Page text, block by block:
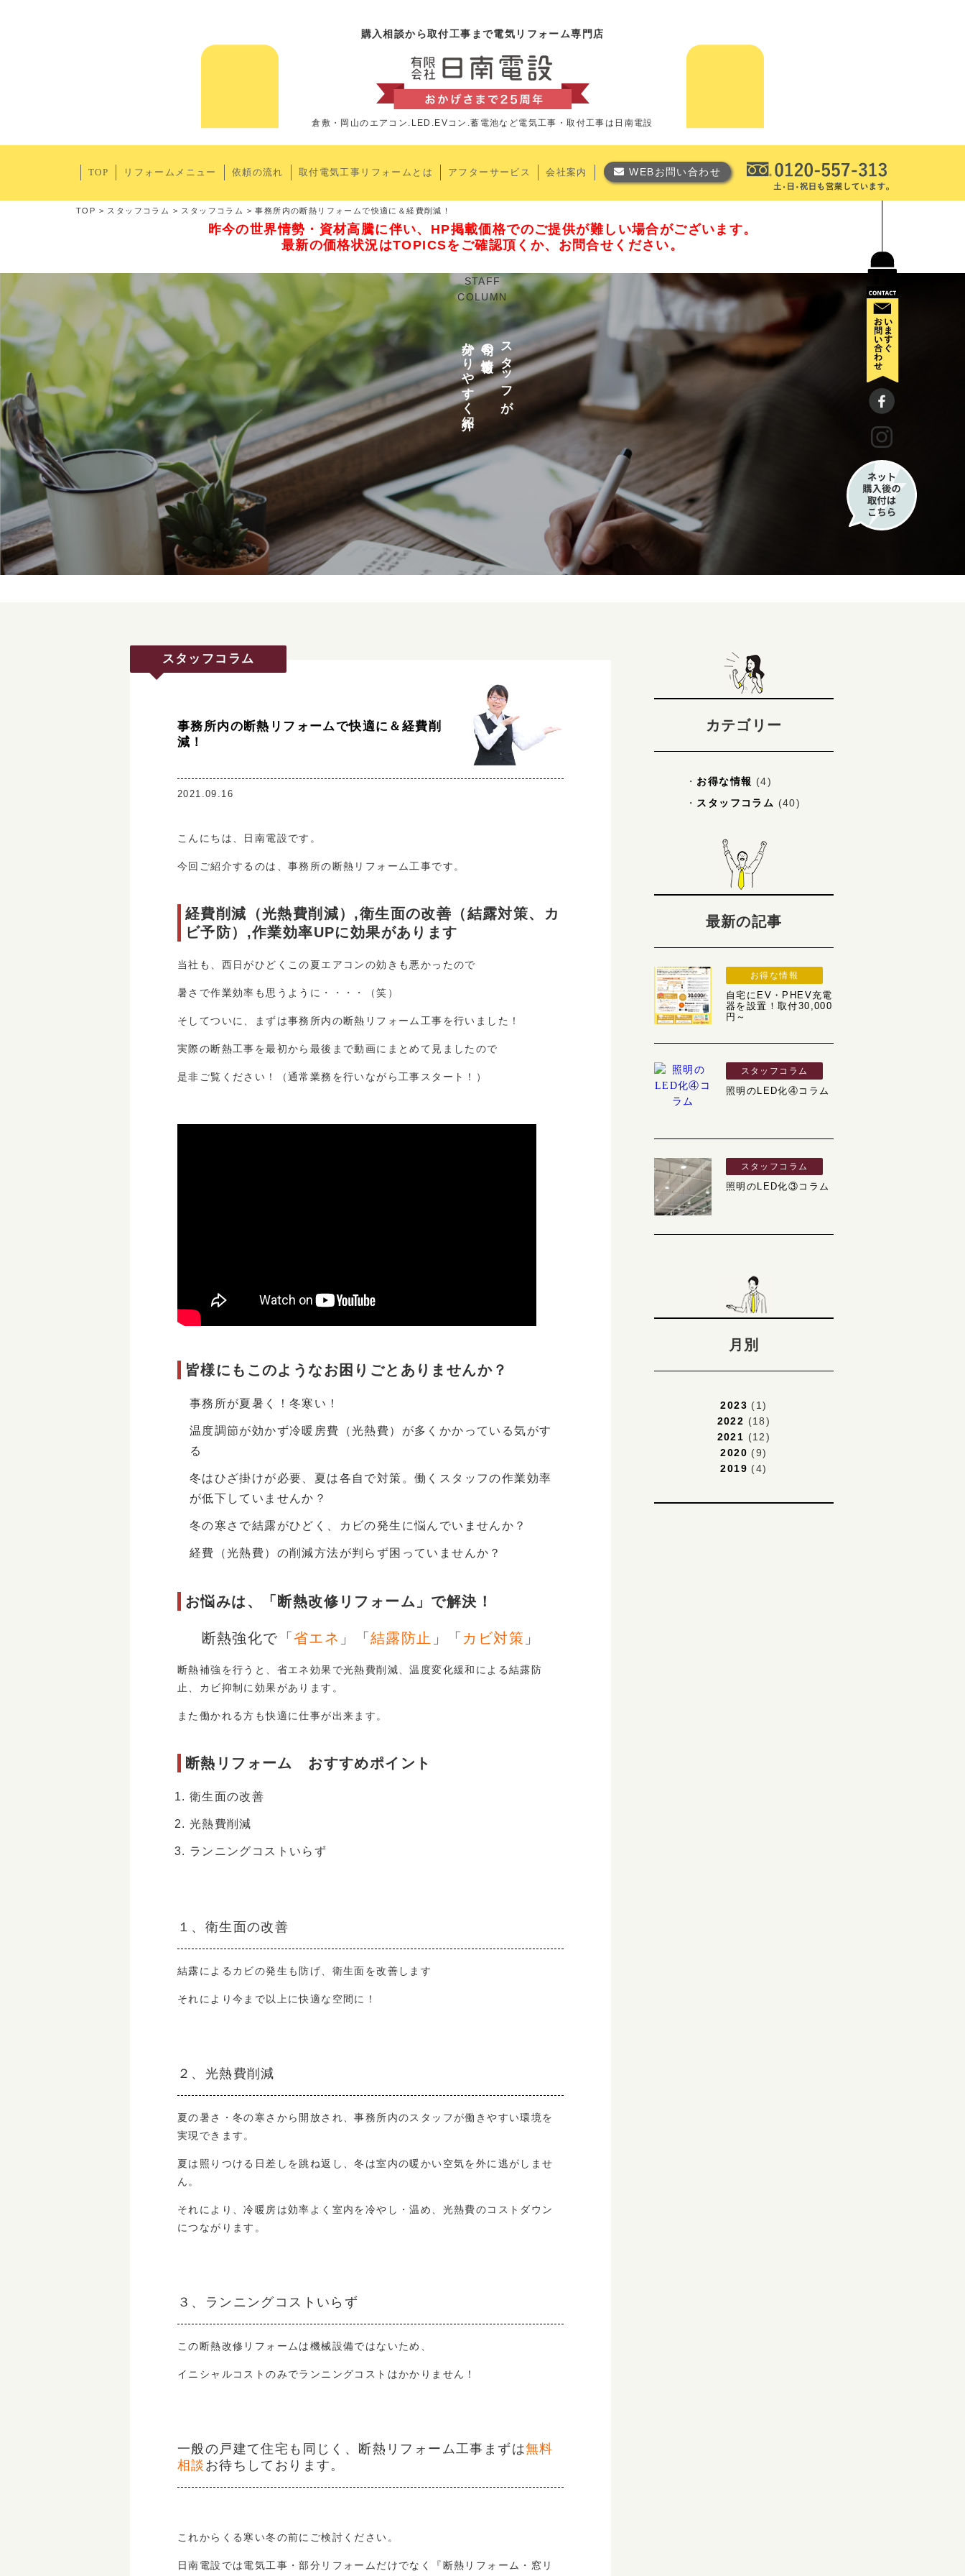
購入相談から取付工事まで電気リフォーム専門店
倉敷・岡山のエアコン.LED.EVコン.蓄電池など電気工事・取付工事は日南電設
TOP リフォームメニュー 依頼の流れ 取付電気工事リフォームとは アフターサービス 会社案内 WEBお問い合わせ
TOP > スタッフコラム > スタッフコラム >事務所内の断熱リフォームで快適に＆経費削減！
昨今の世界情勢・資材高騰に伴い、HP掲載価格でのご提供が難しい場合がございます。
最新の価格状況はTOPICSをご確認頂くか、お問合せください。
スタッフが
今旬の情報を
分かりやすく紹介
STAFF
COLUMN
スタッフコラム
事務所内の断熱リフォームで快適に＆経費削
減！
2021.09.16
こんにちは、日南電設です。
今回ご紹介するのは、事務所の断熱リフォーム工事です。
経費削減（光熱費削減）,衛生面の改善（結露対策、カ
ビ予防）,作業効率UPに効果があります
当社も、西日がひどくこの夏エアコンの効きも悪かったので
暑さで作業効率も思うように・・・・（笑）
そしてついに、まずは事務所内の断熱リフォーム工事を行いました！
実際の断熱工事を最初から最後まで動画にまとめて見ましたので
是非ご覧ください！（通常業務を行いながら工事スタート！）
皆様にもこのようなお困りごとありませんか？
事務所が夏暑く！冬寒い！
温度調節が効かず冷暖房費（光熱費）が多くかかっている気がす
る
冬はひざ掛けが必要、夏は各自で対策。働くスタッフの作業効率
が低下していませんか？
冬の寒さで結露がひどく、カビの発生に悩んでいませんか？
経費（光熱費）の削減方法が判らず困っていませんか？
お悩みは、「断熱改修リフォーム」で解決！
断熱強化で「 省エネ 」「 結露防止 」「 カビ対策 」
断熱補強を行うと、省エネ効果で光熱費削減、温度変化緩和による結露防
止、カビ抑制に効果があります。
また働かれる方も快適に仕事が出来ます。
断熱リフォーム おすすめポイント
衛生面の改善
光熱費削減
ランニングコストいらず
１、衛生面の改善
結露によるカビの発生も防げ、衛生面を改善します
それにより今まで以上に快適な空間に！
２、光熱費削減
夏の暑さ・冬の寒さから開放され、事務所内のスタッフが働きやすい環境を
実現できます。
夏は照りつける日差しを跳ね返し、冬は室内の暖かい空気を外に逃がしませ
ん。
それにより、冷暖房は効率よく室内を冷やし・温め、光熱費のコストダウン
につながります。
３、ランニングコストいらず
この断熱改修リフォームは機械設備ではないため、
イニシャルコストのみでランニングコストはかかりません！
一般の戸建て住宅も同じく、断熱リフォーム工事 まずは無料
相談 お待ちしております。
これからくる寒い冬の前にご検討ください。
日南電設では電気工事・部分リフォームだけでなく 『断熱リフォーム・窓リ
カテゴリー
お得な情報 (4)
スタッフコラム (40)
最新の記事
お得な情報
自宅にEV・PHEV充電
器を設置！取付30,000
円～
スタッフコラム
照明のLED化④コラム
スタッフコラム
照明のLED化③コラム
月別
2023 (1)
2022 (18)
2021 (12)
2020 (9)
2019 (4)